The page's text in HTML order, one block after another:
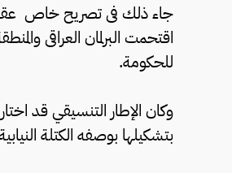
جاء ذلك فى تصريح خاص عقب
اقتحمت البرلمان العراقى
للحكومة.
وكان الإطار التنسيقي قد
بتشكيلها بوصفه الكتلة